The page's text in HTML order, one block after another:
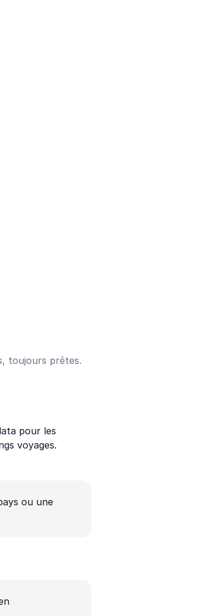
toujours prêtes.
pour les
voyages.
ou une